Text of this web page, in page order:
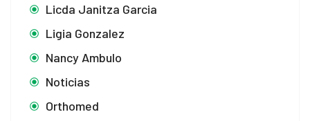
panel
panel
panel
Licda Janitza Garcia
Ligia Gonzalez
Nancy Ambulo
Noticias
Orthomed